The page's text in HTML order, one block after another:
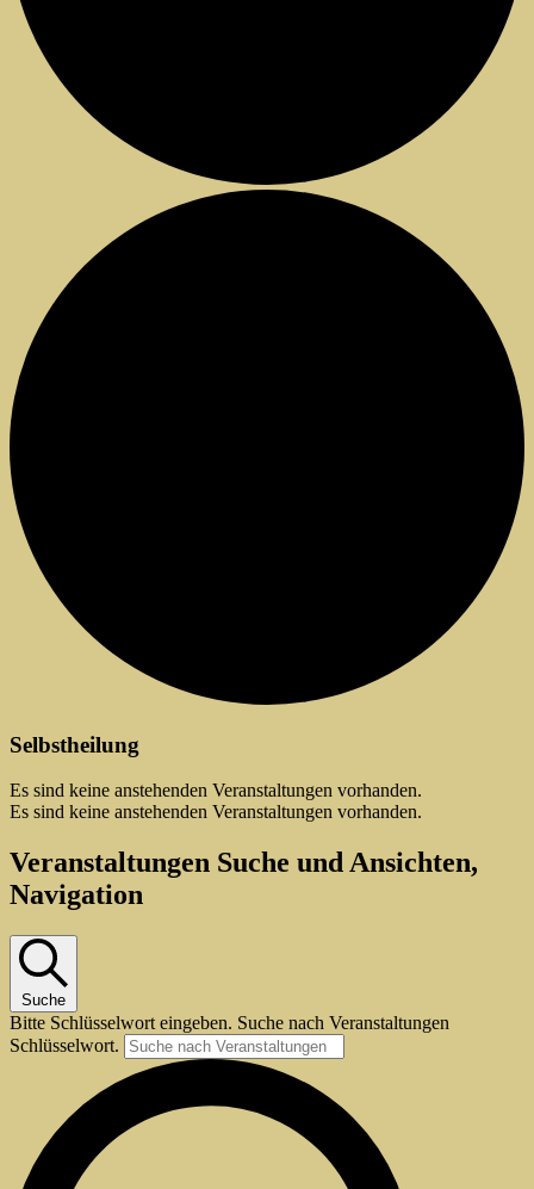
Selbstheilung
Es sind keine anstehenden Veranstaltungen vorhanden.
Es sind keine anstehenden Veranstaltungen vorhanden.
Veranstaltungen Suche und Ansichten,
Navigation
Suche
Bitte Schlüsselwort eingeben. Suche nach Veranstaltungen
Schlüsselwort.